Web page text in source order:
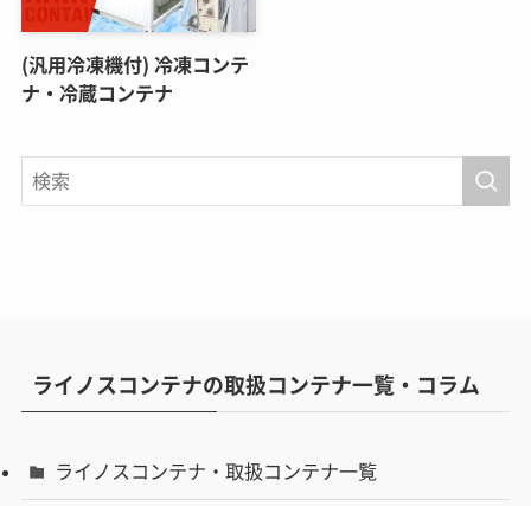
(汎用冷凍機付) 冷凍コンテ
ナ・冷蔵コンテナ
ライノスコンテナの取扱コンテナ一覧・コラム
ライノスコンテナ・取扱コンテナ一覧